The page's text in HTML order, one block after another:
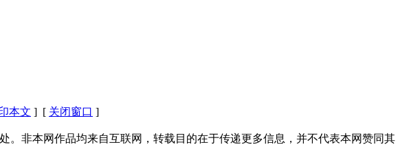
本文 ] [ 关闭窗口 ]
非本网作品均来自互联网，转载目的在于传递更多信息，并不代表本网赞同其